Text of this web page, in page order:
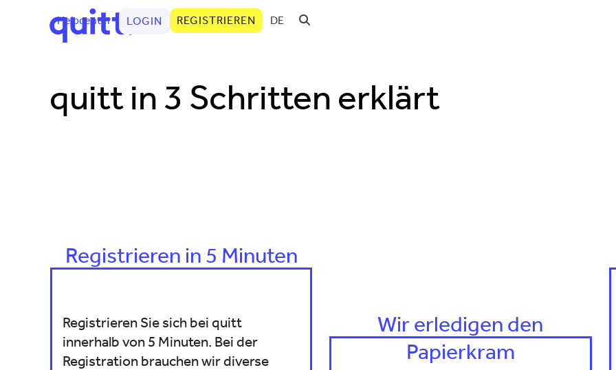
Helpcenter LOGIN REGISTRIEREN DE
quitt in 3 Schritten erklärt
Registrieren in 5 Minuten
Registrieren Sie sich bei quitt
innerhalb von 5 Minuten. Bei der
Registration brauchen wir diverse
Wir erledigen den
Papierkram